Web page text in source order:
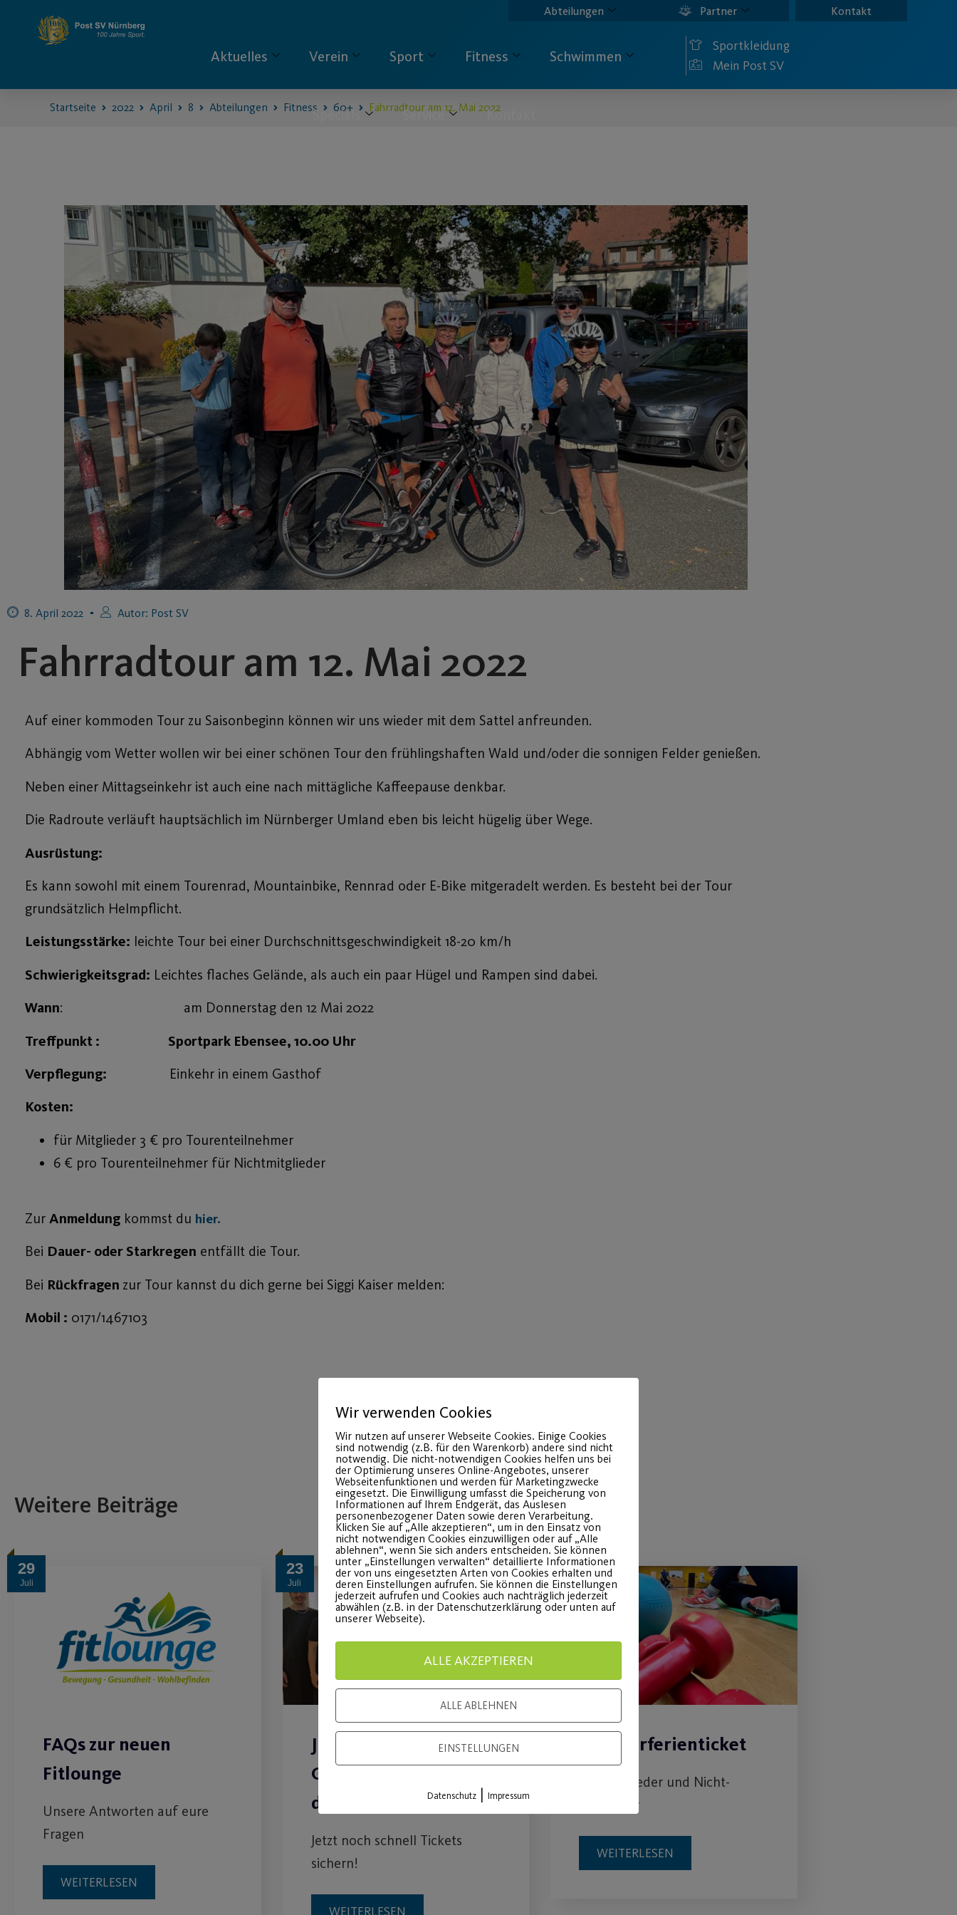
Abteilungen Partner Kontakt
Aktuelles Verein Sport Fitness Schwimmen
Specials Service Kontakt
Sportkleidung
Mein Post SV
Startseite 2022 April 8 Abteilungen Fitness 60+ Fahrradtour am 12. Mai 2022
8. April 2022 Autor: Post SV
Fahrradtour am 12. Mai 2022
Auf einer kommoden Tour zu Saisonbeginn können wir uns wieder mit dem Sattel anfreunden.
Abhängig vom Wetter wollen wir bei einer schönen Tour den frühlingshaften Wald und/oder die sonnigen Felder genießen.
Neben einer Mittagseinkehr ist auch eine nach mittägliche Kaffeepause denkbar.
Die Radroute verläuft hauptsächlich im Nürnberger Umland eben bis leicht hügelig über Wege.
Ausrüstung:
Es kann sowohl mit einem Tourenrad, Mountainbike, Rennrad oder E-Bike mitgeradelt werden. Es besteht bei der Tour
grundsätzlich Helmpflicht.
Leistungsstärke: leichte Tour bei einer Durchschnittsgeschwindigkeit 18-20 km/h
Schwierigkeitsgrad: Leichtes flaches Gelände, als auch ein paar Hügel und Rampen sind dabei.
Wann: am Donnerstag den 12 Mai 2022
Treffpunkt : Sportpark Ebensee, 10.00 Uhr
Verpflegung: Einkehr in einem Gasthof
Kosten:
für Mitglieder 3 € pro Tourenteilnehmer
6 € pro Tourenteilnehmer für Nichtmitglieder
Zur Anmeldung kommst du hier.
Bei Dauer- oder Starkregen entfällt die Tour.
Bei Rückfragen zur Tour kannst du dich gerne bei Siggi Kaiser melden:
Mobil : 0171/1467103
Weitere Beiträge
29
Juli
FAQs zur neuen
Fitlounge
Unsere Antworten auf eure
Fragen
WEITERLESEN
23
Juli
JEDER MENSCH –
Große Tanzshows in
der Stadthalle Fürth!
Jetzt noch schnell Tickets
sichern!
WEITERLESEN
22
Juli
Sommerferienticket
Für Mitglieder und Nicht-
Mitglieder
WEITERLESEN
Wir verwenden Cookies
Wir nutzen auf unserer Webseite Cookies. Einige Cookies
sind notwendig (z.B. für den Warenkorb) andere sind nicht
notwendig. Die nicht-notwendigen Cookies helfen uns bei
der Optimierung unseres Online-Angebotes, unserer
Webseitenfunktionen und werden für Marketingzwecke
eingesetzt. Die Einwilligung umfasst die Speicherung von
Informationen auf Ihrem Endgerät, das Auslesen
personenbezogener Daten sowie deren Verarbeitung.
Klicken Sie auf „Alle akzeptieren“, um in den Einsatz von
nicht notwendigen Cookies einzuwilligen oder auf „Alle
ablehnen“, wenn Sie sich anders entscheiden. Sie können
unter „Einstellungen verwalten“ detaillierte Informationen
der von uns eingesetzten Arten von Cookies erhalten und
deren Einstellungen aufrufen. Sie können die Einstellungen
jederzeit aufrufen und Cookies auch nachträglich jederzeit
abwählen (z.B. in der Datenschutzerklärung oder unten auf
unserer Webseite).
ALLE AKZEPTIEREN
ALLE ABLEHNEN
EINSTELLUNGEN
Datenschutz | Impressum